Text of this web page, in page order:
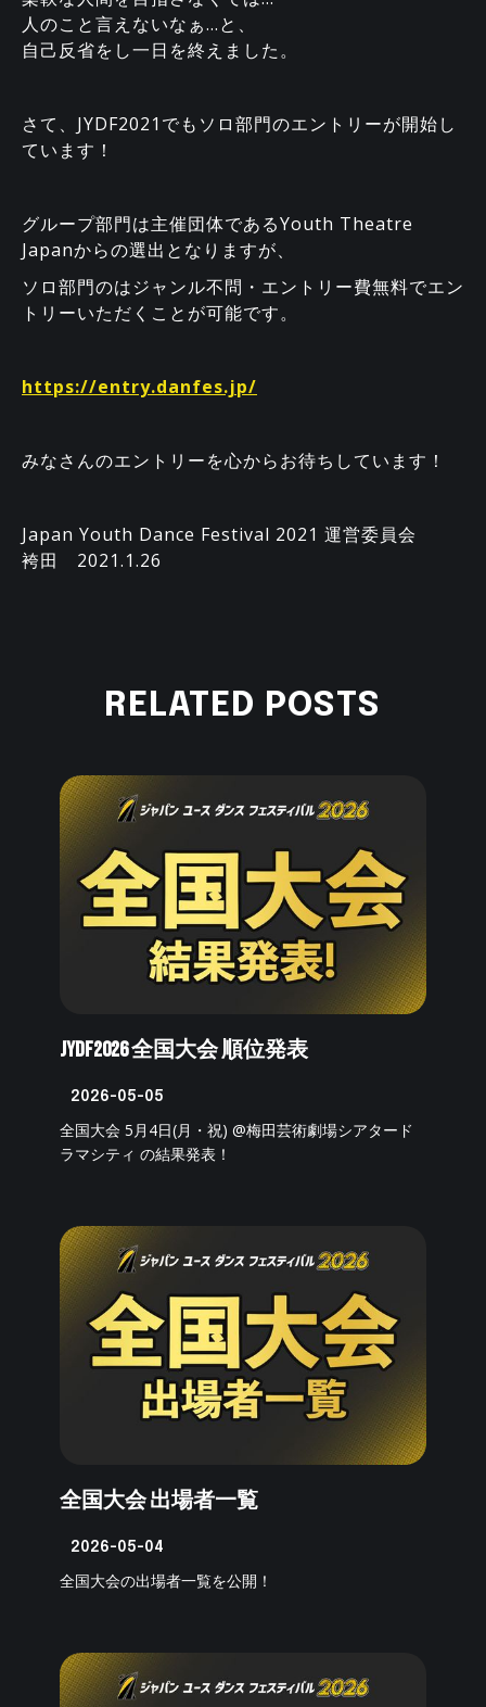
人のこと言えないなぁ…と、
自己反省をし一日を終えました。
さて、JYDF2021でもソロ部門のエントリーが開始し
ています！
グループ部門は主催団体であるYouth Theatre
Japanからの選出となりますが、
ソロ部門のはジャンル不問・エントリー費無料でエン
トリーいただくことが可能です。
https://entry.danfes.jp/
みなさんのエントリーを心からお待ちしています！
Japan Youth Dance Festival 2021 運営委員会
袴田 2021.1.26
RELATED POSTS
JYDF2026 全国大会 順位発表
2026-05-05
全国大会 5月4日(月・祝) @梅田芸術劇場シアタード
ラマシティ の結果発表！
全国大会 出場者一覧
2026-05-04
全国大会の出場者一覧を公開！